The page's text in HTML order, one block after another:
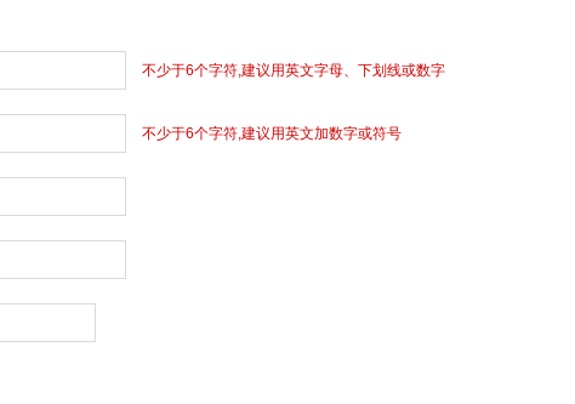
不少于6个字符,建议用英文字母、下划线或数字
不少于6个字符,建议用英文加数字或符号